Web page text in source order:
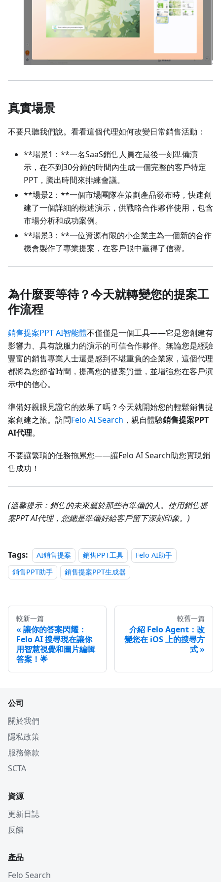
真實場景
不要只聽我們說。看看這個代理如何改變日常銷售活動：
**場景1：**一名SaaS銷售人員在最後一刻準備演
示，在不到30分鐘的時間內生成一個完整的客戶特定
PPT，騰出時間來排練會議。
**場景2：**一個市場團隊在策劃產品發布時，快速創
建了一個詳細的概述演示，供戰略合作夥伴使用，包含
市場分析和成功案例。
**場景3：**一位資源有限的小企業主為一個新的合作
機會製作了專業提案，在客戶眼中贏得了信譽。
為什麼要等待？今天就轉變您的提案工
作流程
銷售提案PPT AI智能體不僅僅是一個工具——它是您創建有
影響力、具有說服力的演示的可信合作夥伴。無論您是經驗
豐富的銷售專業人士還是感到不堪重負的企業家，這個代理
都將為您節省時間，提高您的提案質量，並增強您在客戶演
示中的信心。
準備好親眼見證它的效果了嗎？今天就開始您的輕鬆銷售提
案創建之旅。訪問Felo AI Search ，親自體驗銷售提案PPT
AI代理。
不要讓繁瑣的任務拖累您——讓Felo AI Search助您實現銷
售成功！
(溫馨提示：銷售的未來屬於那些有準備的人。使用銷售提
案PPT AI代理，您總是準備好給客戶留下深刻印象。)
Tags: AI銷售提案 銷售PPT工具
Felo AI助手
銷售PPT助手
銷售提案PPT生成器
較新一篇
讓你的答案閃耀：
Felo AI 搜尋現在讓你
用智慧視覺和圖片編輯
答案！🌟
較舊一篇
介紹 Felo Agent：改
變您在 iOS 上的搜尋方
式
公司
關於我們
隱私政策
服務條款
SCTA
資源
更新日誌
反饋
產品
Felo Search